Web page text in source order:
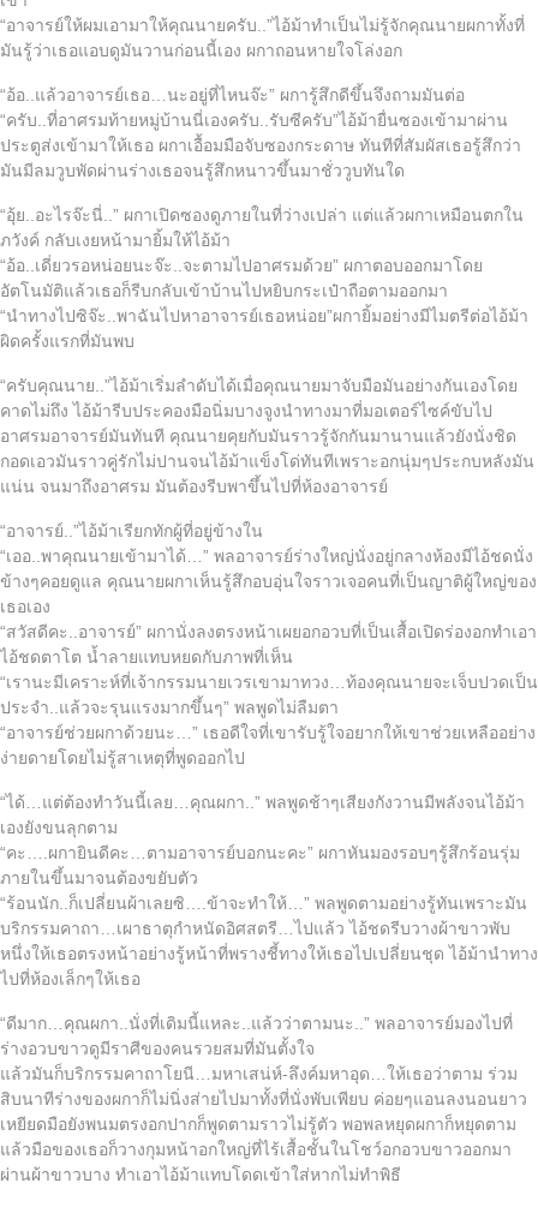
“อาจารย์ให้ผมเอามาให้คุณนายครับ..”ไอ้ม้าทำเป็นไม่รู้จักคุณนายผกาทั้งที่
มันรู้ว่าเธอแอบดูมันวานก่อนนี้เอง ผกาถอนหายใจโล่งอก
“อ้อ..แล้วอาจารย์เธอ…นะอยู่ที่ไหนจ๊ะ” ผการู้สึกดีขึ้นจึงถามมันต่อ
“ครับ..ที่อาศรมท้ายหมู่บ้านนี่เองครับ..รับซีครับ”ไอ้ม้ายื่นซองเข้ามาผ่าน
ประตูส่งเข้ามาให้เธอ ผกาเอื้อมมือจับซองกระดาษ ทันทีที่สัมผัสเธอรู้สึกว่า
มันมีลมวูบพัดผ่านร่างเธอจนรู้สึกหนาวขึ้นมาชั่ววูบทันใด
“อุ้ย..อะไรจ๊ะนี่..” ผกาเปิดซองดูภายในที่ว่างเปล่า แต่แล้วผกาเหมือนตกใน
ภวังค์ กลับเงยหน้ามายิ้มให้ไอ้ม้า
“อ้อ..เดี่ยวรอหน่อยนะจ๊ะ..จะตามไปอาศรมด้วย” ผกาตอบออกมาโดย
อัตโนมัติแล้วเธอก็รีบกลับเข้าบ้านไปหยิบกระเป๋าถือตามออกมา
“นำทางไปซิจ๊ะ..พาฉันไปหาอาจารย์เธอหน่อย”ผกายิ้มอย่างมีไมตรีต่อไอ้ม้า
ผิดครั้งแรกที่มันพบ
“ครับคุณนาย..”ไอ้ม้าเริ่มลำดับได้เมื่อคุณนายมาจับมือมันอย่างกันเองโดย
คาดไม่ถึง ไอ้ม้ารีบประคองมือนิ่มบางจูงนำทางมาที่มอเตอร์ไซค์ขับไป
อาศรมอาจารย์มันทันที คุณนายคุยกับมันราวรู้จักกันมานานแล้วยังนั่งชิด
กอดเอวมันราวคู่รักไม่ปานจนไอ้ม้าแข็งโด่ทันทีเพราะอกนุ่มๆประกบหลังมัน
แน่น จนมาถึงอาศรม มันต้องรีบพาขึ้นไปที่ห้องอาจารย์
“อาจารย์..”ไอ้ม้าเรียกทักผู้ที่อยู่ข้างใน
“เออ..พาคุณนายเข้ามาได้…” พลอาจารย์ร่างใหญ่นั่งอยู่กลางห้องมีไอ้ชดนั่ง
ข้างๆคอยดูแล คุณนายผกาเห็นรู้สึกอบอุ่นใจราวเจอคนที่เป็นญาติผู้ใหญ่ของ
เธอเอง
“สวัสดีคะ..อาจารย์” ผกานั่งลงตรงหน้าเผยอกอวบที่เป็นเสื้อเปิดร่องอกทำเอา
ไอ้ชดตาโต น้ำลายแทบหยดกับภาพที่เห็น
“เรานะมีเคราะห์ที่เจ้ากรรมนายเวรเขามาทวง…ท้องคุณนายจะเจ็บปวดเป็น
ประจำ..แล้วจะรุนแรงมากขึ้นๆ” พลพูดไม่ลืมตา
“อาจารย์ช่วยผกาด้วยนะ…” เธอดีใจที่เขารับรู้ใจอยากให้เขาช่วยเหลืออย่าง
ง่ายดายโดยไม่รู้สาเหตุที่พูดออกไป
“ได้…แต่ต้องทำวันนี้เลย…คุณผกา..” พลพูดช้าๆเสียงกังวานมีพลังจนไอ้ม้า
เองยังขนลุกตาม
“คะ….ผกายินดีคะ…ตามอาจารย์บอกนะคะ” ผกาหันมองรอบๆรู้สึกร้อนรุ่ม
ภายในขึ้นมาจนต้องขยับตัว
“ร้อนนัก..ก็เปลี่ยนผ้าเลยซิ….ข้าจะทำให้…” พลพูดตามอย่างรู้ทันเพราะมัน
บริกรรมคาถา…เผาธาตุกำหนัดอิศสตรี…ไปแล้ว ไอ้ชดรีบวางผ้าขาวพับ
หนึ่งให้เธอตรงหน้าอย่างรู้หน้าที่พรางชี้ทางให้เธอไปเปลี่ยนชุด ไอ้ม้านำทาง
ไปที่ห้องเล็กๆให้เธอ
“ดีมาก…คุณผกา..นั่งที่เดิมนี้แหละ..แล้วว่าตามนะ..” พลอาจารย์มองไปที่
ร่างอวบขาวดูมีราศีของคนรวยสมที่มันตั้งใจ
แล้วมันก็บริกรรมคาถาโยนี…มหาเสน่ห์-ลึงค์มหาอุด…ให้เธอว่าตาม ร่วม
สิบนาทีร่างของผกาก็ไม่นิ่งส่ายไปมาทั้งที่นั่งพับเพียบ ค่อยๆแอนลงนอนยาว
เหยียดมือยังพนมตรงอกปากก็พูดตามราวไม่รู้ตัว พอพลหยุดผกาก็หยุดตาม
แล้วมือของเธอก็วางกุมหน้าอกใหญ่ที่ไร้เสื้อชั้นในโชว์อกอวบขาวออกมา
ผ่านผ้าขาวบาง ทำเอาไอ้ม้าแทบโดดเข้าใส่หากไม่ทำพิธี